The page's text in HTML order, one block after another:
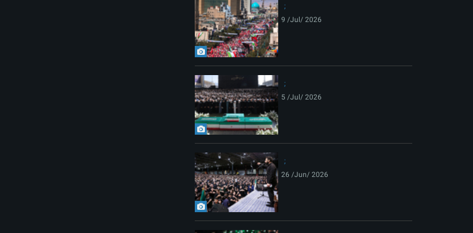
9 /Jul/ 2026
5 /Jul/ 2026
26 /Jun/ 2026